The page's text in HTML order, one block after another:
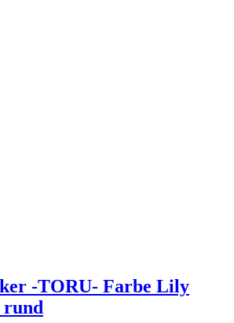
-TORU- Farbe Lily
rund